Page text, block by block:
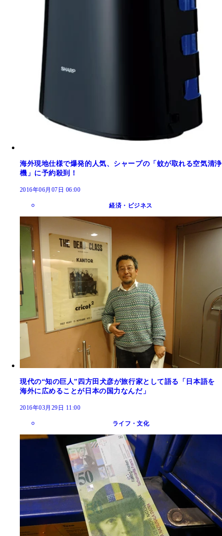
海外現地仕様で爆発的人気、シャープの「蚊が取れる空気清浄
機」に予約殺到！
2016年06月07日 06:00
経済・ビジネス
現代の“知の巨人”四方田犬彦が旅行家として語る「日本語を
海外に広めることが日本の国力なんだ」
2016年03月29日 11:00
ライフ・文化